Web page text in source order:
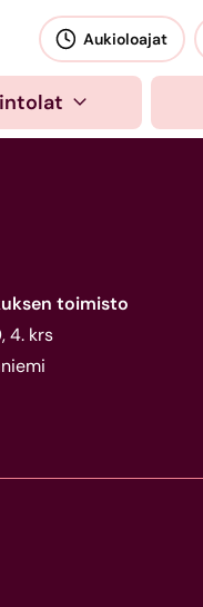
Aukioloajat
toimisto
4. krs